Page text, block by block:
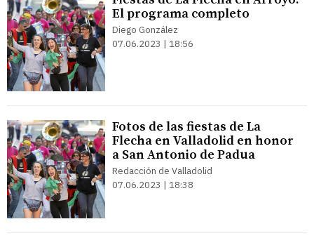
El programa completo
Diego González
07.06.2023 | 18:56
Fotos de las fiestas de La
Flecha en Valladolid en honor
a San Antonio de Padua
Redacción de Valladolid
07.06.2023 | 18:38